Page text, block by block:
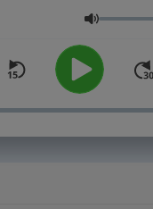
Głośność